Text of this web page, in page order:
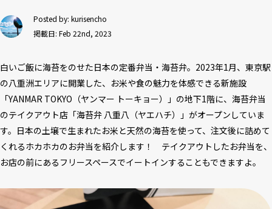
Posted by: kurisencho
掲載日: Feb 22nd, 2023
白いご飯に海苔をのせた日本の定番弁当・海苔弁。2023年1月、東京駅
の八重洲エリアに開業した、お米や食の魅力を体感できる新施設
「YANMAR TOKYO（ヤンマー トーキョー）」の地下1階に、海苔弁当
のテイクアウト店「海苔弁 八重八（ヤエハチ）」がオープンしていま
す。日本の土壌で生まれたお米と天然の海苔を使って、注文後に詰めて
くれるホカホカのお弁当を紹介します！ テイクアウトしたお弁当を、
お店の前にあるフリースペースでイートインすることもできますよ。